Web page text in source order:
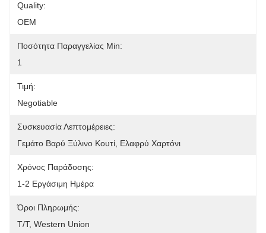
Quality:
OEM
Ποσότητα Παραγγελίας Min:
1
Τιμή:
Negotiable
Συσκευασία Λεπτομέρειες:
Γεμάτο Βαρύ Ξύλινο Κουτί, Ελαφρύ Χαρτόνι
Χρόνος Παράδοσης:
1-2 Εργάσιμη Ημέρα
Όροι Πληρωμής:
T/T, Western Union